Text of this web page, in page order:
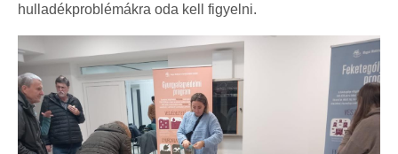
hulladékproblémákra oda kell figyelni.